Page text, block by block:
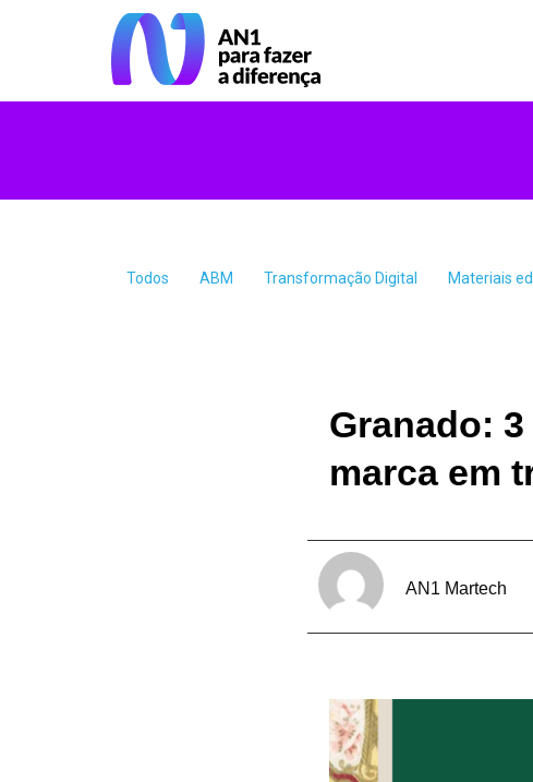
Todos ABM Transformação Digital Materiais
Granado:
marca em
AN1 Martech